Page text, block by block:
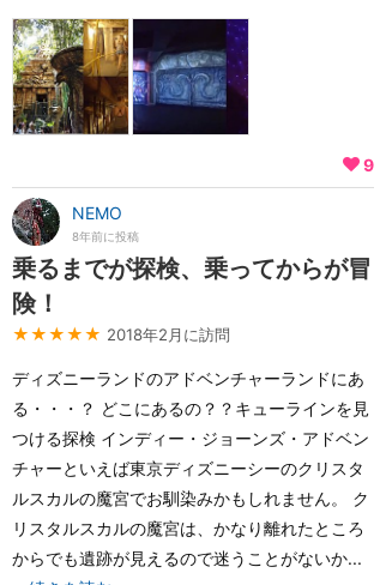
9
NEMO
8年前に投稿
乗るまでが探検、乗ってからが冒
険！
★★★★★ 2018年2月に訪問
ディズニーランドのアドベンチャーランドにあ
る・・・？ どこにあるの？？キューラインを見
つける探検 インディー・ジョーンズ・アドベン
チャーといえば東京ディズニーシーのクリスタ
ルスカルの魔宮でお馴染みかもしれません。 ク
リスタルスカルの魔宮は、かなり離れたところ
からでも遺跡が見えるので迷うことがないか...